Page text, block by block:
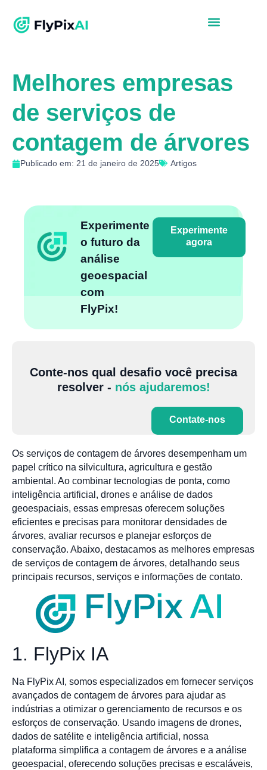
Melhores empresas
de serviços de
contagem de árvores
Publicado em: 21 de janeiro de 2025 Artigos
Experimente
o futuro da
análise
geoespacial
com
FlyPix!
Experimente
agora
Conte-nos qual desafio você precisa
resolver - nós ajudaremos!
Contate-nos
Os serviços de contagem de árvores desempenham um
papel crítico na silvicultura, agricultura e gestão
ambiental. Ao combinar tecnologias de ponta, como
inteligência artificial, drones e análise de dados
geoespaciais, essas empresas oferecem soluções
eficientes e precisas para monitorar densidades de
árvores, avaliar recursos e planejar esforços de
conservação. Abaixo, destacamos as melhores empresas
de serviços de contagem de árvores, detalhando seus
principais recursos, serviços e informações de contato.
1. FlyPix IA
Na FlyPix AI, somos especializados em fornecer serviços
avançados de contagem de árvores para ajudar as
indústrias a otimizar o gerenciamento de recursos e os
esforços de conservação. Usando imagens de drones,
dados de satélite e inteligência artificial, nossa
plataforma simplifica a contagem de árvores e a análise
geoespacial, oferecendo soluções precisas e escaláveis,